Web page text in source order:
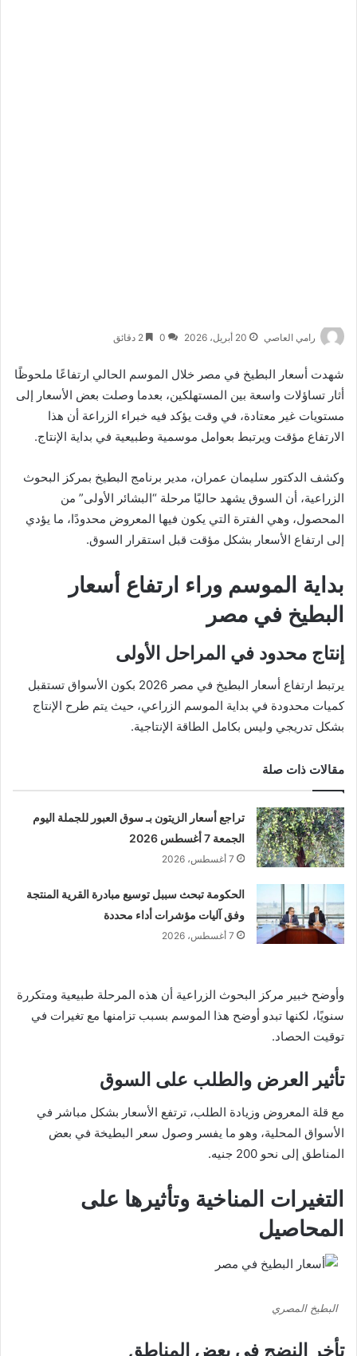
رامي العاصي 20 أبريل، 2026 0
شهدت أسعار البطيخ في مصر خلال الموسم الحالي ارتفاعًا ملحوظًا
أثار تساؤلات واسعة بين المستهلكين، بعدما وصلت بعض الأسعار إلى
مستويات غير معتادة، في وقت يؤكد فيه خبراء الزراعة أن هذا
الارتفاع مؤقت ويرتبط بعوامل موسمية وطبيعية في بداية الإنتاج.
وكشف الدكتور سليمان عمران، مدير برنامج البطيخ بمركز البحوث
الزراعية، أن السوق يشهد حاليًا مرحلة “البشائر الأولى” من
المحصول، وهي الفترة التي يكون فيها المعروض محدودًا، ما يؤدي
إلى ارتفاع الأسعار بشكل مؤقت قبل استقرار السوق.
بداية الموسم وراء ارتفاع أسعار
البطيخ في مصر
إنتاج محدود في المراحل الأولى
يرتبط ارتفاع أسعار البطيخ في مصر 2026 بكون الأسواق تستقبل
كميات محدودة في بداية الموسم الزراعي، حيث يتم طرح الإنتاج
بشكل تدريجي وليس بكامل الطاقة الإنتاجية.
مقالات ذات صلة
تراجع أسعار الزيتون بـ سوق العبور للجملة اليوم
الجمعة 7 أغسطس 2026
7 أغسطس، 2026
الحكومة تبحث سببل توسيع مبادرة القرية المنتجة
وفق آليات مؤشرات أداء محددة
7 أغسطس، 2026
وأوضح خبير مركز البحوث الزراعية أن هذه المرحلة طبيعية ومتكررة
سنويًا، لكنها تبدو أوضح هذا الموسم بسبب تزامنها مع تغيرات في
توقيت الحصاد.
تأثير العرض والطلب على السوق
مع قلة المعروض وزيادة الطلب، ترتفع الأسعار بشكل مباشر في
الأسواق المحلية، وهو ما يفسر وصول سعر البطيخة في بعض
المناطق إلى نحو 200 جنيه.
التغيرات المناخية وتأثيرها على
المحاصيل
البطيخ المصري
تأخر النضج في بعض المناطق